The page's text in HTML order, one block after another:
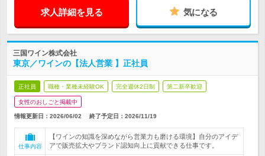
求人詳細を見る 気になる
三国ワイン株式会社
東京／ワインの【法人営業 】正社員
正社員 職種・業種未経験OK 完全週休2日制 第二新卒歓迎
女性のおしごと掲載中
情報更新日：2026/06/02 終了予定日： 2026/11/19
仕事内容
【ワインの知識を深めながら営業力も磨ける環境】自分のアイデ
アで販売拡大やブランド認知向上に貢献できる仕事です。